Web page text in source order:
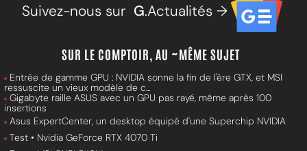
Suivez-nous sur G.Actualités →
SUR LE COMPTOIR, AU ~MÊME SUJET
Entrée de gamme GPU : NVIDIA sonne la fin de l'ère GTX, et MSI
ressuscite un vieux modèle de c...
Gigabyte raille ASUS avec un GPU pas rayé, même après 100
insertions
Asus ExpertCenter, un desktop équipé d'une Superchip NVIDIA
Test • Nvidia GeForce RTX 4070 Ti